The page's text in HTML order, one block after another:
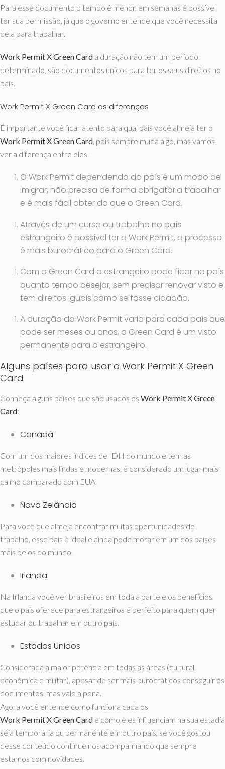
Para esse documento o tempo é menor, em semanas é possível
ter sua permissão, já que o governo entende que você necessita
dela para trabalhar.
Work Permit X Green Card a duração não tem um período
determinado, são documentos únicos para ter os seus direitos no
país.
Work Permit X Green Card as diferenças
É importante você ficar atento para qual país você almeja ter o
Work Permit X Green Card, pois sempre muda algo, mas vamos
ver a diferença entre eles.
O Work Permit dependendo do país é um modo de
imigrar, não precisa de forma obrigatória trabalhar
e é mais fácil obter do que o Green Card.
Através de um curso ou trabalho no país
estrangeiro é possível ter o Work Permit, o processo
é mais burocrático para o Green Card.
Com o Green Card o estrangeiro pode ficar no país
quanto tempo desejar, sem precisar renovar visto e
tem direitos iguais como se fosse cidadão.
A duração do Work Permit varia para cada país que
pode ser meses ou anos, o Green Card é um visto
permanente para o estrangeiro.
Alguns países para usar o Work Permit X Green
Card
Conheça alguns países que são usados os Work Permit X Green
Card:
Canadá
Com um dos maiores índices de IDH do mundo e tem as
metrópoles mais lindas e modernas, é considerado um lugar mais
calmo comparado com EUA.
Nova Zelândia
Para você que almeja encontrar muitas oportunidades de
trabalho, esse país é ideal e ainda pode morar em um dos países
mais belos do mundo.
Irlanda
Na Irlanda você ver brasileiros em toda a parte e os benefícios
que o país oferece para estrangeiros é perfeito para quem quer
estudar ou trabalhar em outro país.
Estados Unidos
Considerada a maior potência em todas as áreas (cultural,
econômica e militar), apesar de ser mais burocráticos conseguir os
documentos, mas vale a pena.
Agora você entende como funciona cada os
Work Permit X Green Card e como eles influenciam na sua estadia
seja temporária ou permanente em outro país, se você gostou
desse conteúdo continue nos acompanhando que sempre
estamos com novidades.